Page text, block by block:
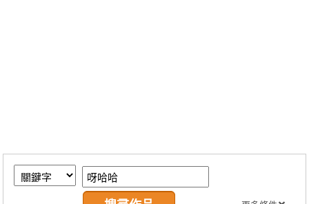
繪圖藝廊
交流中心